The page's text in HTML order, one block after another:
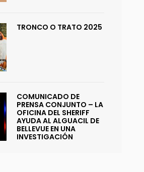
TRONCO O TRATO 2025
COMUNICADO DE
PRENSA CONJUNTO – LA
OFICINA DEL SHERIFF
AYUDA AL ALGUACIL DE
BELLEVUE EN UNA
INVESTIGACIÓN